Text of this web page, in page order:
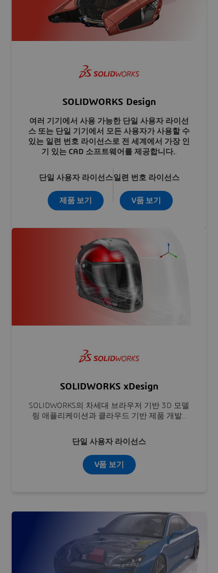
SOLIDWORKS Design
여러 기기에서 사용 가능한 단일 사용자 라이선
스 또는 단일 기기에서 모든 사용자가 사용할 수
있는 일련 번호 라이선스로 전 세계에서 가장 인
기 있는 CAD 소프트웨어를 제공합니다..
단일 사용자 라이선스
제품 보기
일련 번호 라이선스
V품 보기
SOLIDWORKS xDesign
SOLIDWORKS의 차세대 브라우저 기반 3D 모델
링 애플리케이션과 클라우드 기반 제품 개발..
단일 사용자 라이선스
V품 보기